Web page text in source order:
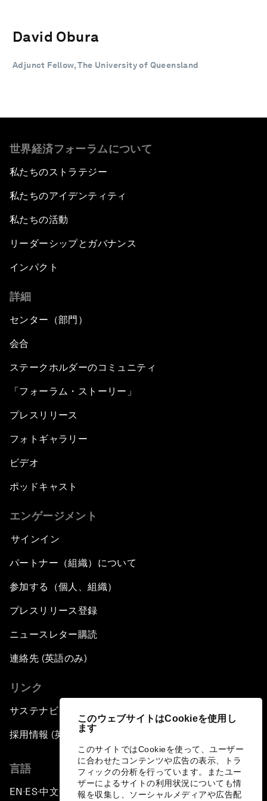
このウェブサイトはCookieを使用し
ます
このサイトではCookieを使って、ユーザー
に合わせたコンテンツや広告の表示、トラ
フィックの分析を行っています。またユー
ザーによるサイトの利用状況についても情
報を収集し、ソーシャルメディアや広告配
David Obura
Adjunct Fellow, The University of Queensland
世界経済フォーラムについて
私たちのストラテジー
私たちのアイデンティティ
私たちの活動
リーダーシップとガバナンス
インパクト
詳細
センター（部門）
会合
ステークホルダーのコミュニティ
「フォーラム・ストーリー」
プレスリリース
フォトギャラリー
ビデオ
ポッドキャスト
エンゲージメント
サインイン
パートナー（組織）について
参加する（個人、組織）
プレスリリース登録
ニュースレター購読
連絡先 (英語のみ)
リンク
サステナビリティへの取り組み
採用情報 (英語のみ)
言語
EN ▪ES▪中文▪ 日本語